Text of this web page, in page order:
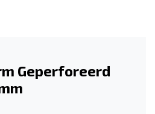
Geperforeerd